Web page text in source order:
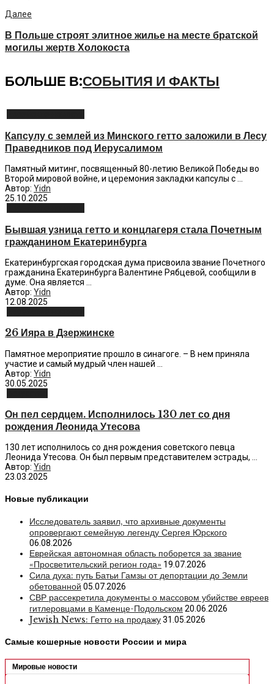
Далее
В Польше строят элитное жилье на месте братской
могилы жертв Холокоста
БОЛЬШЕ В:СОБЫТИЯ И ФАКТЫ
Капсулу с землей из Минского гетто заложили в Лесу
Праведников под Иерусалимом
Памятный митинг, посвященный 80-летию Великой Победы во
Второй мировой войне, и церемония закладки капсулы с ...
Автор: Yidn
25.10.2025
Бывшая узница гетто и концлагеря стала Почетным
гражданином Екатеринбурга
Екатеринбургская городская дума присвоила звание Почетного
гражданина Екатеринбурга Валентине Рябцевой, сообщили в
думе. Она является ...
Автор: Yidn
12.08.2025
26 Ияра в Дзержинске
Памятное мероприятие прошло в синагоге. – В нем приняла
участие и самый мудрый член нашей ...
Автор: Yidn
30.05.2025
Он пел сердцем. Исполнилось 130 лет со дня
рождения Леонида Утесова
130 лет исполнилось со дня рождения советского певца
Леонида Утесова. Он был первым представителем эстрады, ...
Автор: Yidn
23.03.2025
Новые публикации
Исследователь заявил, что архивные документы
опровергают семейную легенду Сергея Юрского
06.08.2026
Еврейская автономная область поборется за звание
«Просветительский регион года» 19.07.2026
Сила духа: путь Батьи Гамзы от депортации до Земли
обетованной 05.07.2026
СВР рассекретила документы о массовом убийстве евреев
гитлеровцами в Каменце-Подольском 20.06.2026
Jewish News: Гетто на продажу31.05.2026
Самые кошерные новости России и мира